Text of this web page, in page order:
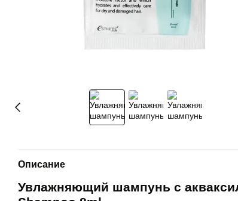
Описание
Увлажняющий шампунь с